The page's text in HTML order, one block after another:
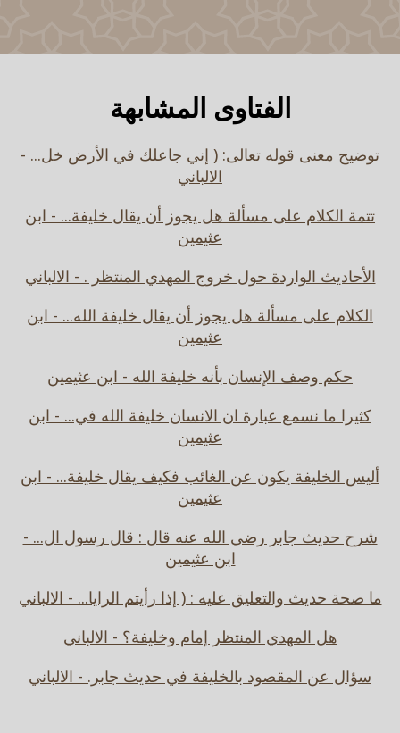
الفتاوى المشابهة
توضيح معنى قوله تعالى: ( إني جاعلك في الأرض خل... -
الالباني
تتمة الكلام على مسألة هل يجوز أن يقال خليفة... - ابن
عثيمين
الأحاديث الواردة حول خروج المهدي المنتظر . - الالباني
الكلام على مسألة هل يجوز أن يقال خليفة الله... - ابن
عثيمين
حكم وصف الإنسان بأنه خليفة الله - ابن عثيمين
كثيرا ما نسمع عبارة ان الانسان خليفة الله في... - ابن
عثيمين
أليس الخليفة يكون عن الغائب فكيف يقال خليفة... - ابن
عثيمين
شرح حديث جابر رضي الله عنه قال : قال رسول ال... -
ابن عثيمين
ما صحة حديث والتعليق عليه : ( إذا رأيتم الرايا... - الالباني
هل المهدي المنتظر إمام وخليفة؟ - الالباني
سؤال عن المقصود بالخليفة في حديث جابر. - الالباني